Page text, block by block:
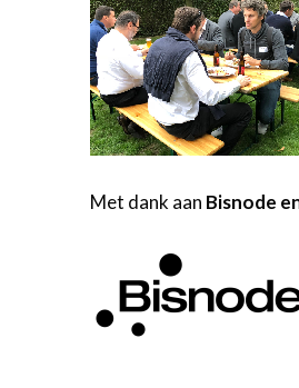
Met dank aan Bisnode